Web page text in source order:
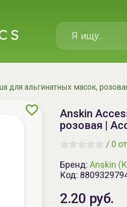
для альгинатных масок,
Anskin
розовая |
/ 0
Бренд: Anskin
Код:
2.20 руб.